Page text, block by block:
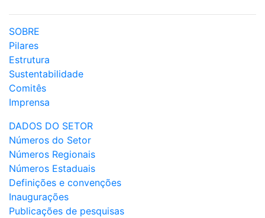
SOBRE
Pilares
Estrutura
Sustentabilidade
Comitês
Imprensa
DADOS DO SETOR
Números do Setor
Números Regionais
Números Estaduais
Definições e convenções
Inaugurações
Publicações de pesquisas